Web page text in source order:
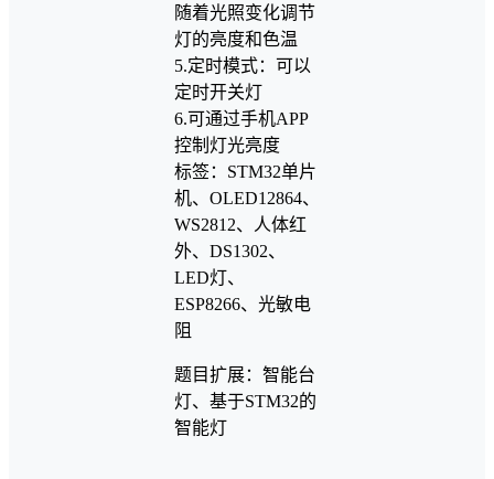
随着光照变化调节
灯的亮度和色温
5.定时模式：可以
定时开关灯
6.可通过手机APP
控制灯光亮度
标签：STM32单片
机、OLED12864、
WS2812、人体红
外、DS1302、
LED灯、
ESP8266、光敏电
阻
题目扩展：智能台
灯、基于STM32的
智能灯